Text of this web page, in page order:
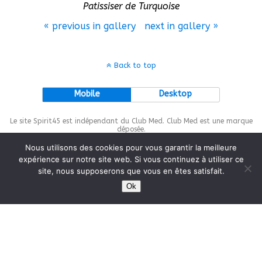
Patissiser de Turquoise
« previous in gallery
next in gallery »
Back to top
Mobile Desktop
Le site Spirit45 est indépendant du Club Med. Club Med est une marque
déposée.
This site is protected bywp-copyrightpro.com
Nous utilisons des cookies pour vous garantir la meilleure
expérience sur notre site web. Si vous continuez à utiliser ce
site, nous supposerons que vous en êtes satisfait.
Ok